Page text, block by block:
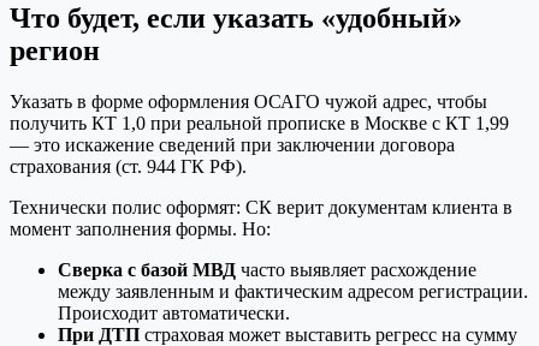
Что будет, если указать «удобный»
регион
Указать в форме оформления ОСАГО чужой адрес, чтобы
получить КТ 1,0 при реальной прописке в Москве с КТ 1,99
— это искажение сведений при заключении договора
страхования (ст. 944 ГК РФ).
Технически полис оформят: СК верит документам клиента в
момент заполнения формы. Но:
Сверка с базой МВД часто выявляет расхождение
между заявленным и фактическим адресом регистрации.
Происходит автоматически.
При ДТП страховая может выставить регресс на сумму